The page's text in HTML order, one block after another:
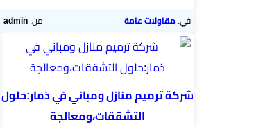
في:مقاولات عامة من:admin
​شركة ترميم منازل ومباني في ذمار:حلول
التشققات،ومعالجة